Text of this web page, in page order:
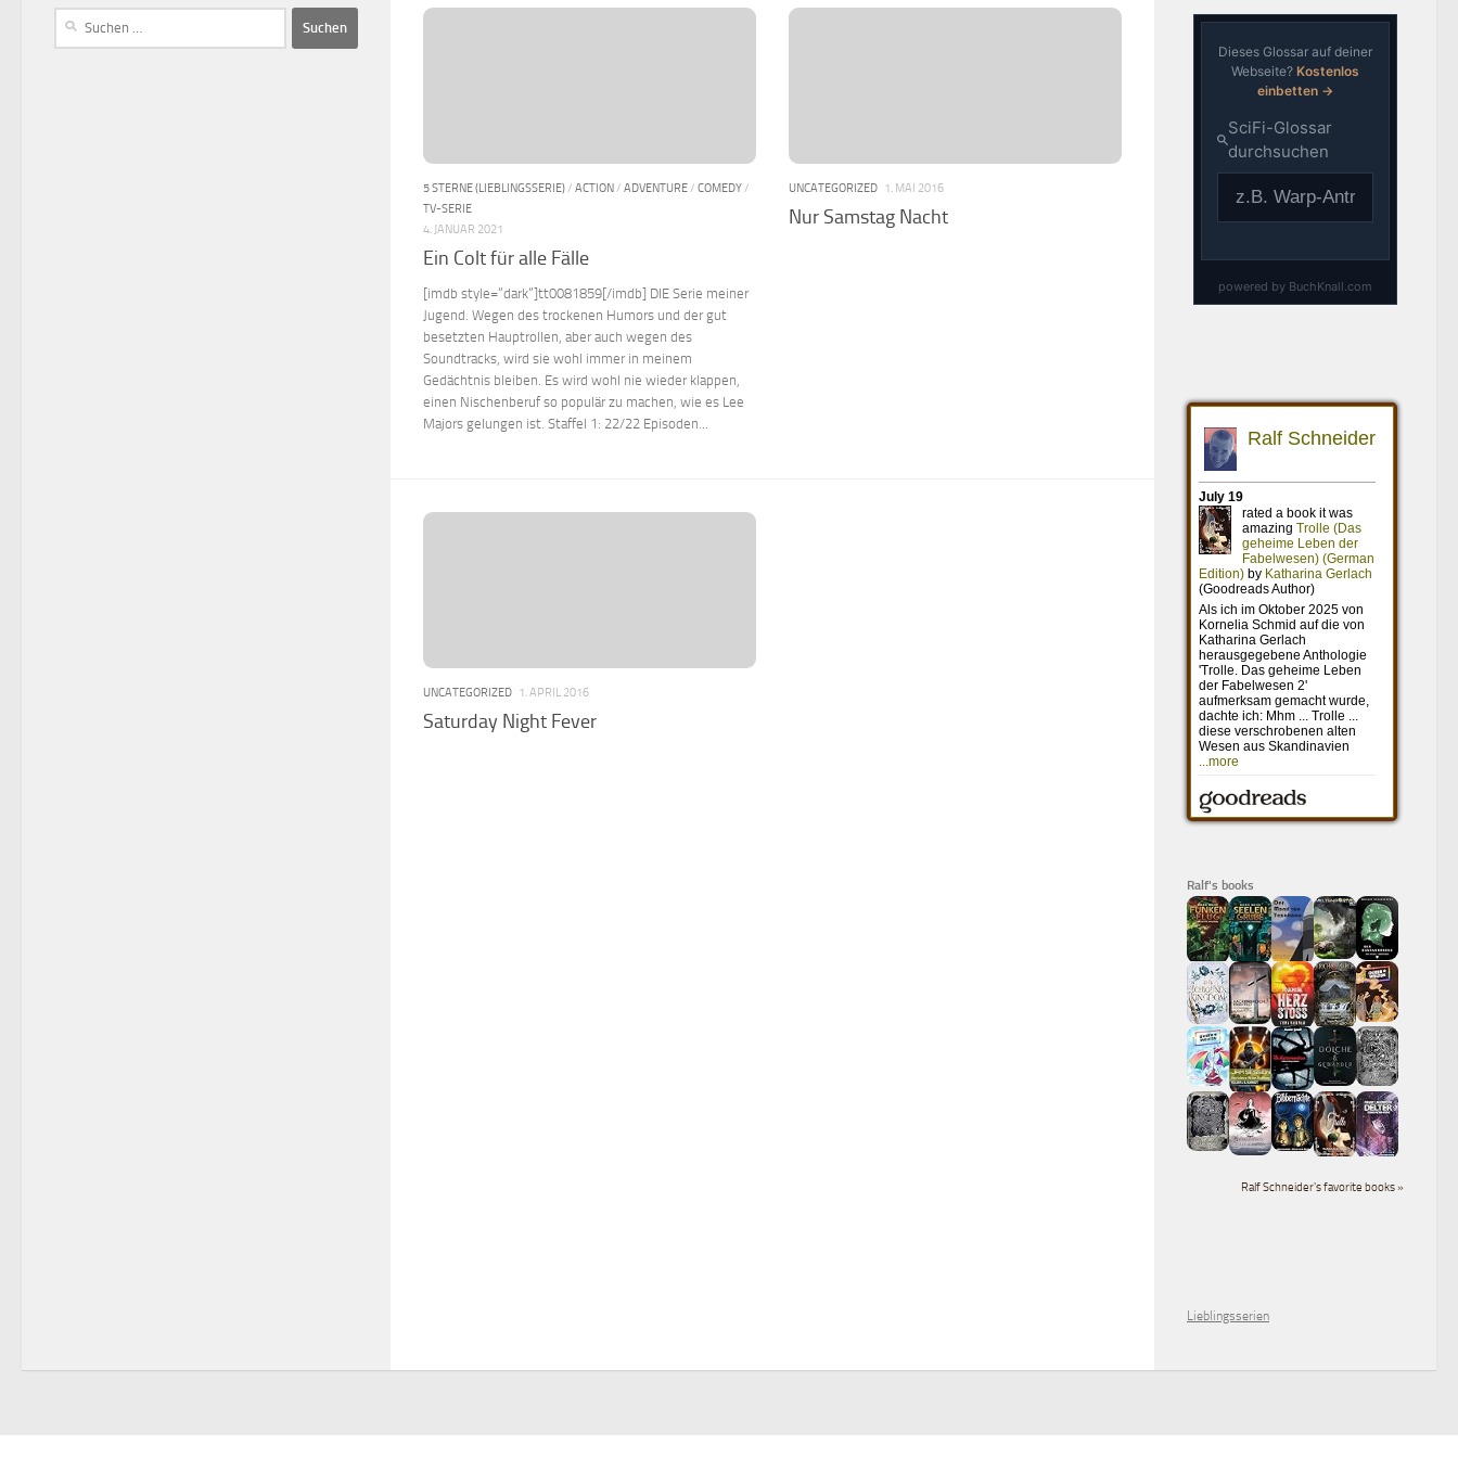
5 STERNE (LIEBLINGSSERIE)/ ACTION/ ADVENTURE/ COMEDY/
TV-SERIE
4. JANUAR 2021
Ein Colt für alle Fälle
[imdb style=“dark“]tt0081859[/imdb] DIE Serie meiner
Jugend. Wegen des trockenen Humors und der gut
besetzten Hauptrollen, aber auch wegen des
Soundtracks, wird sie wohl immer in meinem
Gedächtnis bleiben. Es wird wohl nie wieder klappen,
einen Nischenberuf so populär zu machen, wie es Lee
Majors gelungen ist. Staffel 1: 22/22 Episoden...
UNCATEGORIZED 1. MAI 2016
Nur Samstag Nacht
UNCATEGORIZED 1. APRIL 2016
Saturday Night Fever
Ralf's books
Ralf Schneider's favorite books »
Lieblingsserien